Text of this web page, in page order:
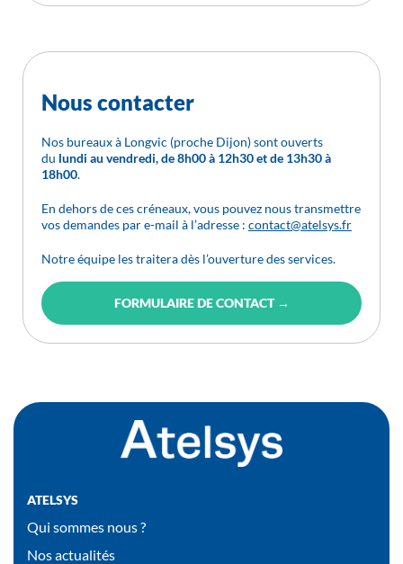
Nous contacter
Nos bureaux à Longvic (proche Dijon) sont ouverts
du lundi au vendredi, de 8h00 à 12h30 et de 13h30 à
18h00.
En dehors de ces créneaux, vous pouvez nous transmettre
vos demandes par e-mail à l’adresse : contact@atelsys.fr
Notre équipe les traitera dès l’ouverture des services.
FORMULAIRE DE CONTACT →
ATELSYS
Qui sommes nous ?
Nos actualités